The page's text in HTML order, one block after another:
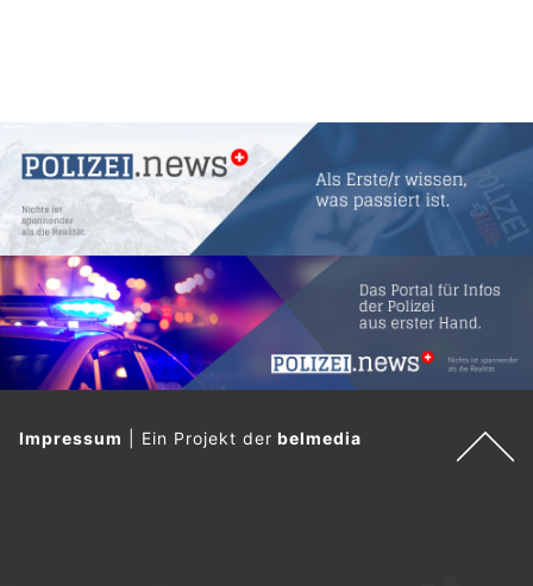
Impressum Ein Projekt derbelmedia